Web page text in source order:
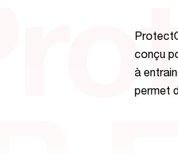
conçu
à
permet